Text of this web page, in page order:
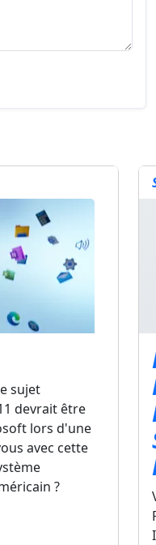
sujet
devrait être
lors d'une
avec cette
?